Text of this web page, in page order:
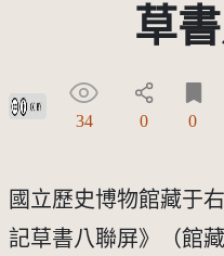
草
創用CC姓名標示 3.0 台灣及其後版
34 0 0
國立歷史博物館藏于
記草書八聯屏》（館